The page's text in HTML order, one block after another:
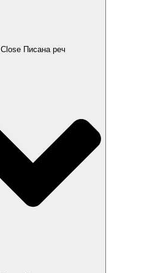
Close Писана реч